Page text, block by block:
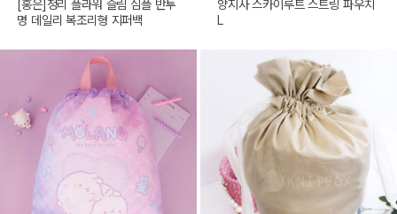
[홍은]정리 플라워 슬림 심플 반투
명 데일리 복조리형 지퍼백
양지사 스카이루트 스트링 파우치
L